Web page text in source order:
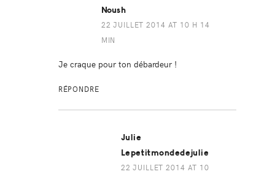
Noush
22 JUILLET 2014 AT 10 H 14
MIN
Je craque pour ton débardeur !
RÉPONDRE
Julie
Lepetitmondedejulie
22 JUILLET 2014 AT 10